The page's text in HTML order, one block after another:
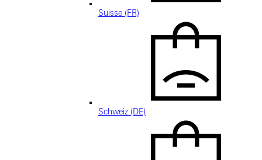
Suisse (FR)
Schweiz (DE)